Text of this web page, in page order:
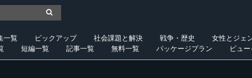
一覧 ピックアップ 社会課題と解決 戦争・歴史 女性とジェ
短編一覧 記事一覧 無料一覧 パッケージプラン ビュ